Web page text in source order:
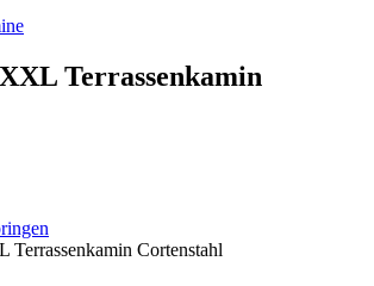
Terrassenkamin